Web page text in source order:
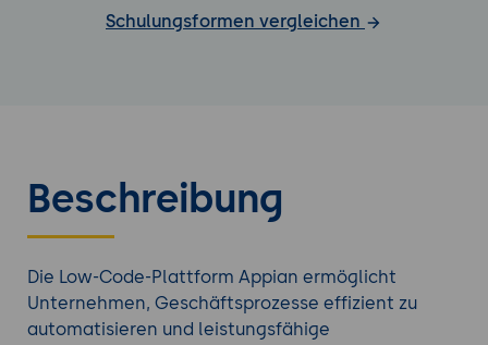
Schulungsformen vergleichen
Beschreibung
Die Low-Code-Plattform Appian ermöglicht
Unternehmen, Geschäftsprozesse effizient zu
automatisieren und leistungsfähige